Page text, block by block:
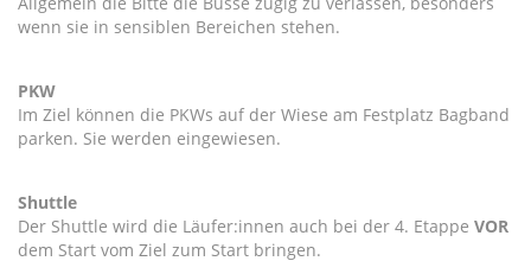
wenn sie in sensiblen Bereichen stehen.
PKW
Im Ziel können die PKWs auf der Wiese am Festplatz Bagband
parken. Sie werden eingewiesen.
Shuttle
Der Shuttle wird die Läufer:innen auch bei der 4. Etappe VOR
dem Start vom Ziel zum Start bringen.